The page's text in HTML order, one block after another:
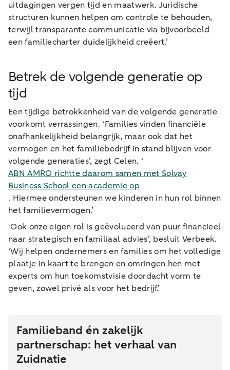
uitdagingen vergen tijd en maatwerk. Juridische
structuren kunnen helpen om controle te behouden,
terwijl transparante communicatie via bijvoorbeeld
een familiecharter duidelijkheid creëert.’
Betrek de volgende generatie op
tijd
Een tijdige betrokkenheid van de volgende generatie
voorkomt verrassingen. ‘Families vinden financiële
onafhankelijkheid belangrijk, maar ook dat het
vermogen en het familiebedrijf in stand blijven voor
volgende generaties’, zegt Celen. ‘
ABN AMRO richtte daarom samen met Solvay
Business School een academie op
. Hiermee ondersteunen we kinderen in hun rol binnen
het familievermogen.’
‘Ook onze eigen rol is geëvolueerd van puur financieel
naar strategisch en familiaal advies’, besluit Verbeek.
‘Wij helpen ondernemers en families om het volledige
plaatje in kaart te brengen en omringen hen met
experts om hun toekomstvisie doordacht vorm te
geven, zowel privé als voor het bedrijf.’
Familieband én zakelijk
partnerschap: het verhaal van
Zuidnatie